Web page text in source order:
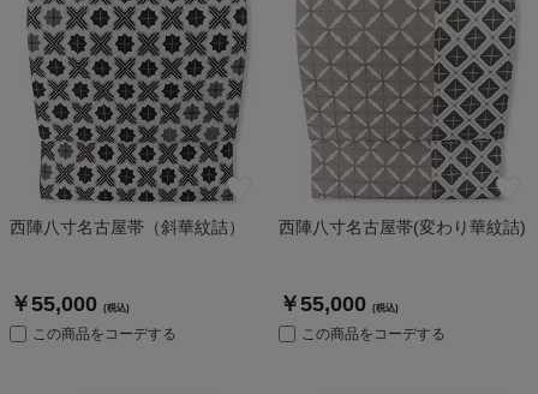
西陣八寸名古屋帯（斜華紋詰）
￥55,000 (税込)
この商品をコーデする
西陣八寸名古屋帯(変わり華紋詰)
￥55,000 (税込)
この商品をコーデする